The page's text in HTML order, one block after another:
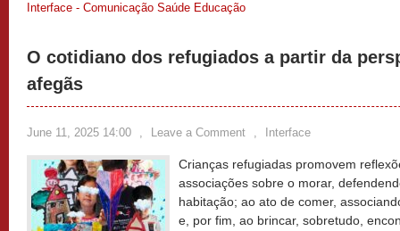
Interface - Comunicação Saúde Educação
O cotidiano dos refugiados a partir da
afegãs
June 11, 2025 14:00 , Leave a Comment , Interface
Crianças refugiadas promovem
associações sobre o morar,
habitação; ao ato de comer,
e, por fim, ao brincar, sobretudo,